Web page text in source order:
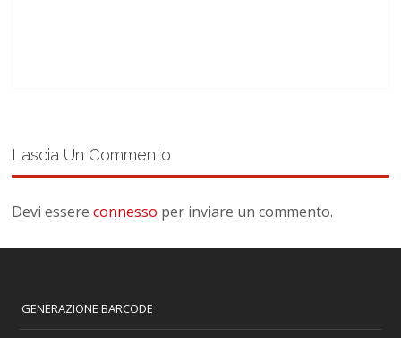
Lascia Un Commento
Devi essereconnesso per inviare un commento.
GENERAZIONE BARCODE